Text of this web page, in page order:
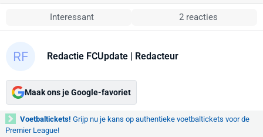
Interessant 2 reacties
Redactie FCUpdate | Redacteur
Maak ons je Google-favoriet
Voetbaltickets! Grijp nu je kans op authentieke voetbaltickets voor de
Premier League!